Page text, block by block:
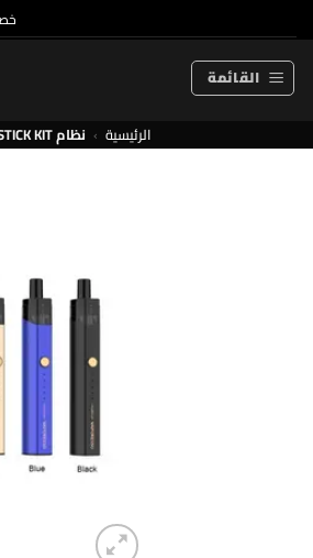
للمحتوى
القائمة
الرئيسية › نظام VAPORESSO PODSTICK KIT